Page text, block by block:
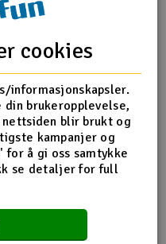
Anmeldelser
cookies
informasjonskapsler.
brukeropplevelse,
blir brukt og
kampanjer og
å gi oss samtykke
se detaljer for full